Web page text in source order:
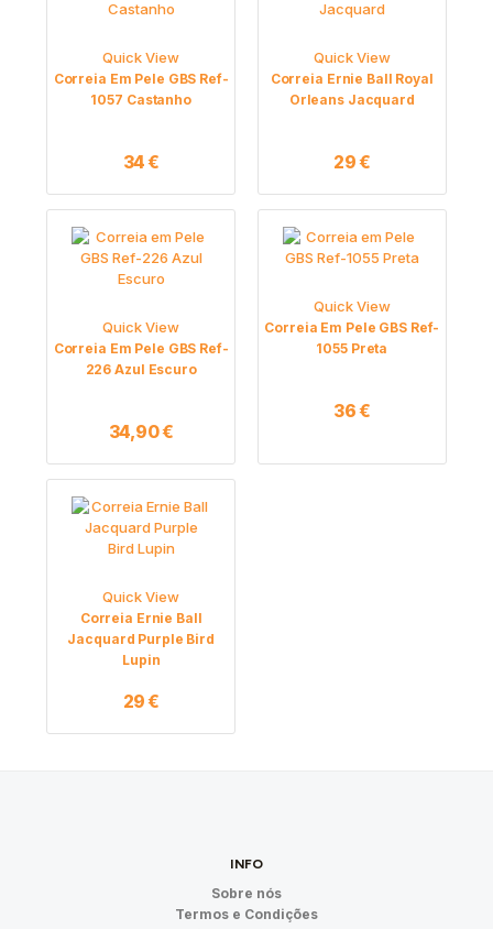
Quick View
Correia Em Pele GBS Ref-
1057 Castanho
34€
Quick View
Correia Ernie Ball Royal
Orleans Jacquard
29€
Quick View
Correia Em Pele GBS Ref-
226 Azul Escuro
34,90€
Quick View
Correia Em Pele GBS Ref-
1055 Preta
36€
Quick View
Correia Ernie Ball
Jacquard Purple Bird
Lupin
29€
INFO
Sobre nós
Termos e Condições